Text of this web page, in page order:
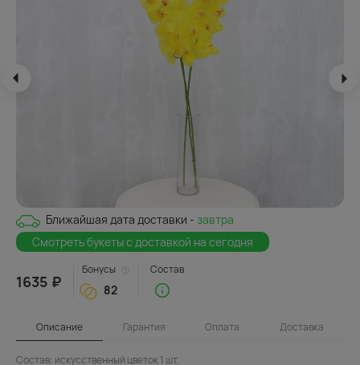
Ближайшая дата доставки - завтра
Смотреть букеты с доставкой на сегодня
1635 ₽
Бонусы
82
Состав
Описание Гарантия Оплата Доставка
Состав: искусственный цветок 1 шт.